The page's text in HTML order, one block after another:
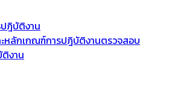
ฎิบัติงาน
หลักเกณฑ์การปฎิบัติงานตรวจสอบ
งาน